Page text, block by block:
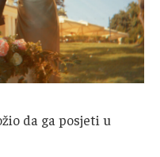
da ga posjeti u